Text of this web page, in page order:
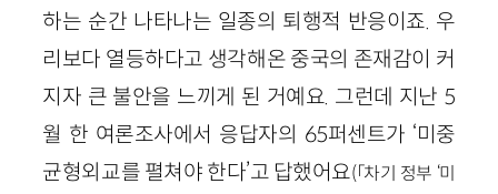
하는 순간 나타나는 일종의 퇴행적 반응이죠. 우
리보다 열등하다고 생각해온 중국의 존재감이 커
지자 큰 불안을 느끼게 된 거예요. 그런데 지난 5
월 한 여론조사에서 응답자의 65퍼센트가 ‘미중
균형외교를 펼쳐야 한다’고 답했어요(「차기 정부 ‘미